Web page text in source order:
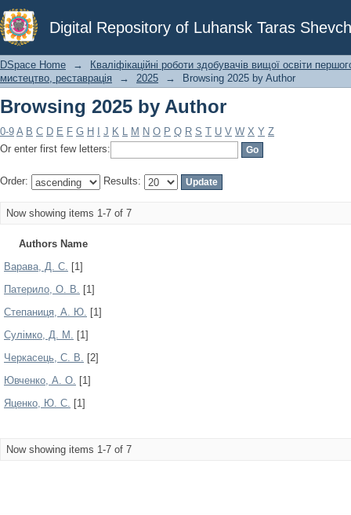
Digital Repository of Luhansk Taras
Browsing 2025 by Author
DSpace Home →
Кваліфікаційні роботи здобувачів вищої освіти
мистецтво, реставрація
→ 2025 → Browsing 2025 by Author
Browsing 2025 by Author
0-9 A B C D E F G H J K L M N O P Q R S T U V W X Y Z
Or enter first few letters:
Order: Results:
Now showing items 1-7 of 7
Authors Name
Варава, Д. С. [1]
Патерило, О. В. [1]
Степаниця, А. Ю. [1]
Сулімко, Д. М. [1]
Черкасець, С. В. [2]
Ювченко, А. О. [1]
Яценко, Ю. С. [1]
Now showing items 1-7 of 7